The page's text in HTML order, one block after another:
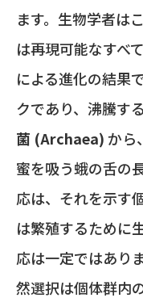
ます。生物学者は
は再現可能なすべ
による進化の結果
クであり、沸騰す
菌 (Archaea) から
蜜を吸う蛾の舌の
応は、それを示す
は繁殖するために
応は一定ではあり
然選択は個体群内